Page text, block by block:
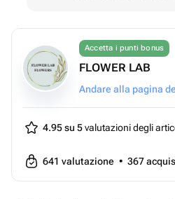
Accetta i punti bonus
FLOWER LAB
Andare alla pagina
4.95 su 5valutazioni degli
641 valutazione • 367